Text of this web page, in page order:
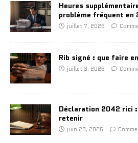
Heures
problème fréquent en
juillet 7, 2026
Rib signé : que faire
juillet 3, 2026
Déclaration 2042 rici :
retenir
juin 29, 2026